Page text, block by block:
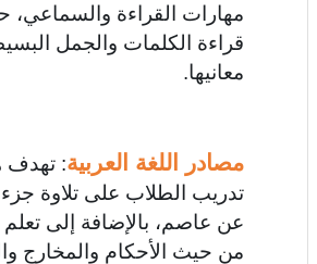
مهارات القراءة والسماعي،
قراءة الكلمات والجمل
معانيها.
مصادر اللغة العربية: تهدف
تدريب الطلاب على تلاوة
عن عاصم، بالإضافة إلى تعلم
من حيث الأحكام والمخارج